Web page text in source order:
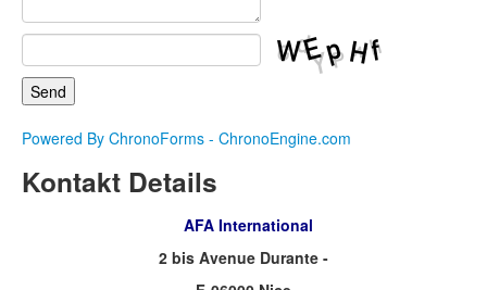
Powered By ChronoForms - ChronoEngine.com
Kontakt Details
AFA International
2 bis Avenue Durante -